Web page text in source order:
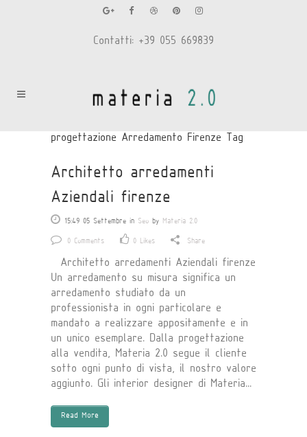
Contatti: +39 055 669839
progettazione Arredamento Firenze Tag
Architetto arredamenti
Aziendali firenze
15:49 05 Settembre in Seo by Materia 2.0
0 Comments 0 Likes Share
Architetto arredamenti Aziendali firenze
Un arredamento su misura significa un
arredamento studiato da un
professionista in ogni particolare e
mandato a realizzare appositamente e in
un unico esemplare. Dalla progettazione
alla vendita, Materia 2.0 segue il cliente
sotto ogni punto di vista, il nostro valore
aggiunto. Gli interior designer di Materia...
Read More